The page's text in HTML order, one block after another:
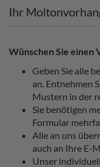
Ihr
Wünschen Sie einen
Geben Sie alle
an. Entnehmen
Mustern in der
Sie benötigen
Formular
Alle an uns
auch an Ihre E-
Unser